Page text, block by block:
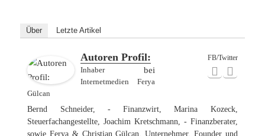
Über Letzte Artikel
FB/Twitter
Autoren Profil:
Inhaberbei
Internetmedien Ferya
Gülcan
Bernd Schneider, - Finanzwirt, Marina Kozeck,
Steuerfachangestellte, Joachim Kretschmann, - Finanzberater,
sowie Ferya & Christian Gülcan, Unternehmer, Founder und